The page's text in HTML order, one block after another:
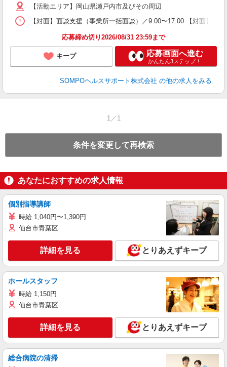
【活動エリア】岡山県瀬戸内市及びその周辺
【対面】面談支援（事業所一括面談）／9:00〜17:00 【対面】
応募締め切り2026/08/31 23:59まで
キープ 応募画面へ進む
かんたん3ステップ！
SOMPOヘルスサポート株式会社 の他の求人をみる
1／1
条件を変更して再検索
あなたにおすすめの求人情報
個別指導講師
時給 1,040円〜1,390円
仙台市青葉区
詳細を見る とりあえずキープ
ホールスタッフ
時給 1,150円
仙台市青葉区
詳細を見る とりあえずキープ
総合病院の清掃